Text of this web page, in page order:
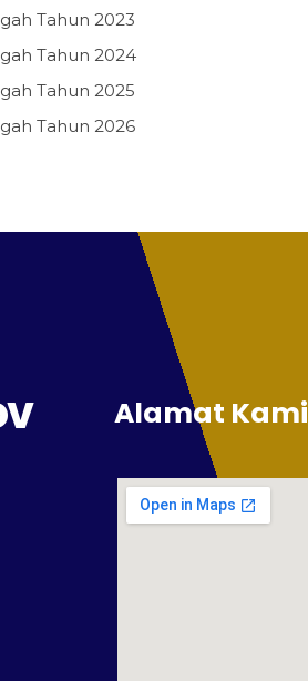
Tahun 2023
Tahun 2024
Tahun 2025
Tahun 2026
Alamat Kami